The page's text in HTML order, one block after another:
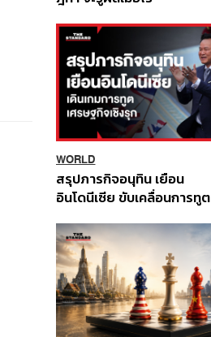
WORLD
สรุปภารกิจอนุทิน เยือน
อินโดนีเซีย ขับเคลื่อนการทูต
ส่วนยุทธศาสตร์ไทย –
อินโดนีเซีย